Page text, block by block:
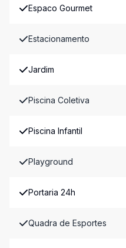
Espaco Gourmet
Estacionamento
Jardim
Piscina Coletiva
Piscina Infantil
Playground
Portaria 24h
Quadra de Esportes